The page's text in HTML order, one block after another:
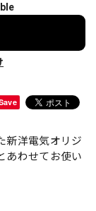
新洋電気オリジ
あわせてお使い